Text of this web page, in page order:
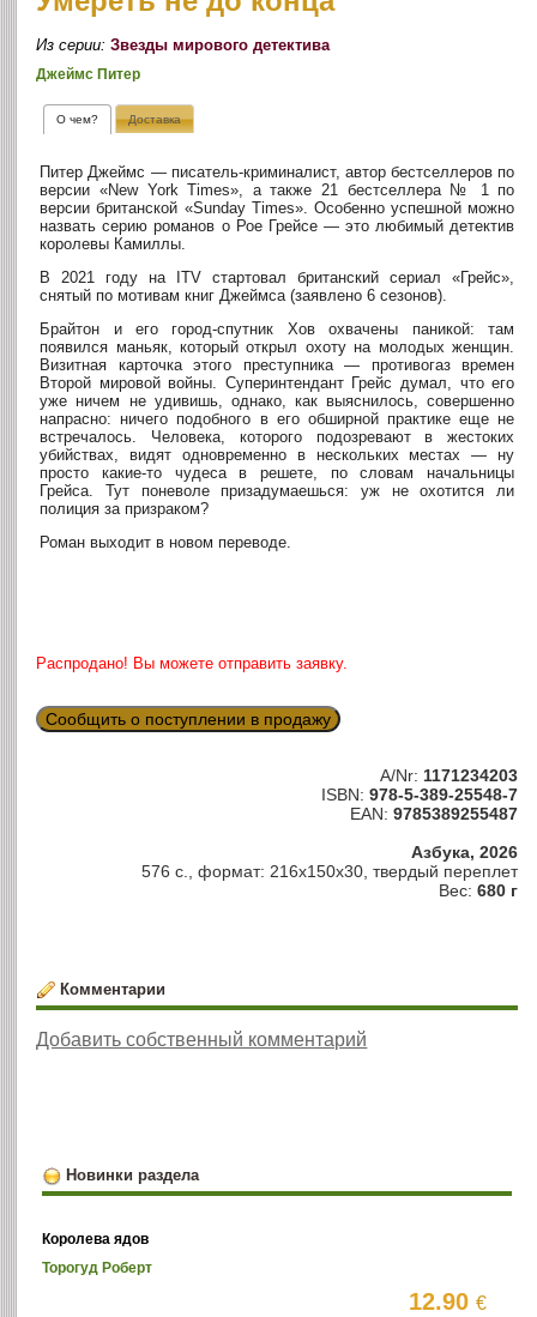
Из серии:Звезды мирового детектива
Джеймс Питер
О чем? Доставка
Питер Джеймс — писатель-криминалист, автор бестселлеров по
версии «New York Times», а также 21 бестселлера № 1 по
версии британской «Sunday Times». Особенно успешной можно
назвать серию романов о Рое Грейсе — это любимый детектив
королевы Камиллы.
В 2021 году на ITV стартовал британский сериал «Грейс»,
снятый по мотивам книг Джеймса (заявлено 6 сезонов).
Брайтон и его город-спутник Хов охвачены паникой: там
появился маньяк, который открыл охоту на молодых женщин.
Визитная карточка этого преступника — противогаз времен
Второй мировой войны. Суперинтендант Грейс думал, что его
уже ничем не удивишь, однако, как выяснилось, совершенно
напрасно: ничего подобного в его обширной практике еще не
встречалось. Человека, которого подозревают в жестоких
убийствах, видят одновременно в нескольких местах — ну
просто какие-то чудеса в решете, по словам начальницы
Грейса. Тут поневоле призадумаешься: уж не охотится ли
полиция за призраком?
Роман выходит в новом переводе.
Распродано! Вы можете отправить заявку.
Сообщить о поступлении в продажу
A/Nr: 1171234203
ISBN: 978-5-389-25548-7
EAN: 9785389255487
Азбука, 2026
576 с., формат: 216x150x30, твердый переплет
Вес: 680 г
Комментарии
Добавить собственный комментарий
Новинки раздела
Королева ядов
Торогуд Роберт
12.90€